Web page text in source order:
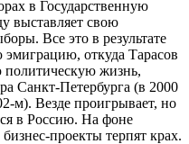
в Государственную
выставляет свою
Все это в результате
откуда Тарасов
политическую жизнь,
Санкт-Петербурга (в 2000
м). Везде проигрывает, но
в Россию. На фоне
проекты терпят крах.